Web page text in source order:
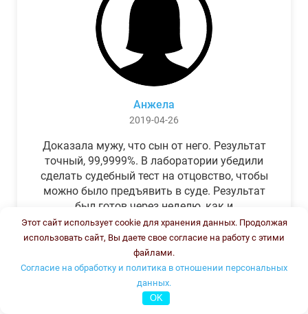
Анжела
2019-04-26
Доказала мужу, что сын от него. Результат
точный, 99,9999%. В лаборатории убедили
сделать судебный тест на отцовство, чтобы
можно было предъявить в суде. Результат
был готов через неделю, как и
обещали.Теперь муж бегает и извиняется.
Этот сайт использует cookie для хранения данных. Продолжая
использовать сайт, Вы даете свое согласие на работу с этими
файлами.
Согласие на обработку и политика в отношении персональных
данных.
OK